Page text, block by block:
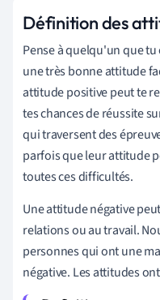
Définition des
Pense à quelqu'un que
une très bonne attitude
attitude positive peut te
tes chances de réussite
qui traversent des
parfois que leur attitude
toutes ces difficultés.
Une attitude négative
relations ou au travail.
personnes qui ont une
négative. Les attitudes